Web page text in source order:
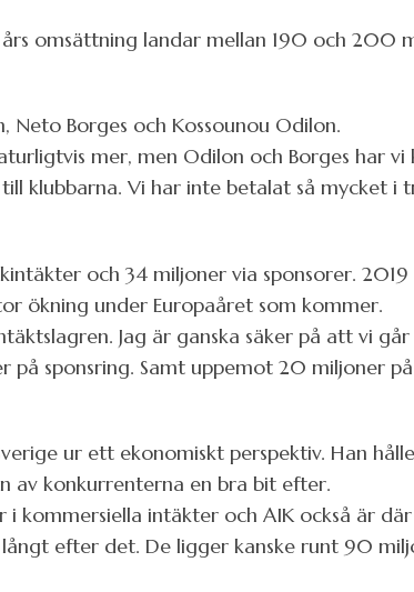
omsättning landar mellan 190 och 200
Neto Borges och Kossounou Odilon.
mer, men Odilon och Borges har vi
klubbarna. Vi har inte betalat så mycket i
och 34 miljoner via sponsorer.
ökning under Europaåret som kommer.
Jag är ganska säker på att vi
sponsring. Samt uppemot 20 miljoner
ur ett ekonomiskt perspektiv. Han
av konkurrenterna en bra bit efter.
intäkter och AIK också är där
efter det. De ligger kanske runt 90